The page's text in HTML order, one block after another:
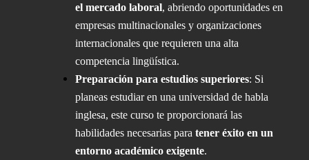
el mercado laboral, abriendo oportunidades en
empresas multinacionales y organizaciones
internacionales que requieren una alta
competencia lingüística.
Preparación para estudios superiores: Si
planeas estudiar en una universidad de habla
inglesa, este curso te proporcionará las
habilidades necesarias para tener éxito en un
entorno académico exigente.